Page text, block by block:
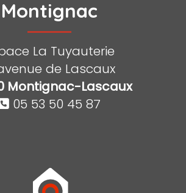
Montignac
La Tuyauterie
de Lascaux
Montignac-Lascaux
05 53 50 45 87